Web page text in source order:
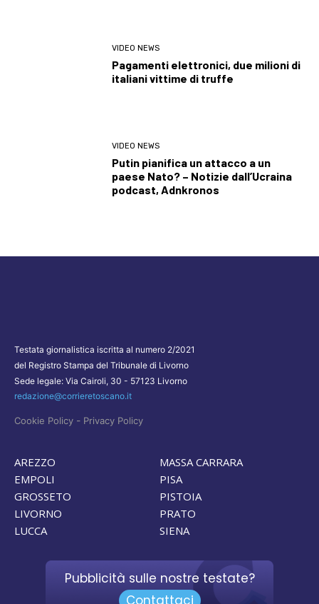
VIDEO NEWS
Pagamenti elettronici, due milioni di
italiani vittime di truffe
VIDEO NEWS
Putin pianifica un attacco a un
paese Nato? – Notizie dall’Ucraina
podcast, Adnkronos
Testata giornalistica iscritta al numero 2/2021
del Registro Stampa del Tribunale di Livorno
Sede legale: Via Cairoli, 30 - 57123 Livorno
redazione@corrieretoscano.it
Cookie Policy - Privacy Policy
AREZZO
EMPOLI
GROSSETO
LIVORNO
LUCCA
MASSA CARRARA
PISA
PISTOIA
PRATO
SIENA
Pubblicità sulle nostre testate?
Contattaci